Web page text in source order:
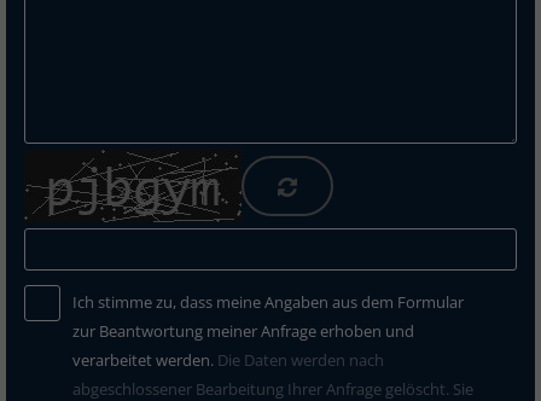
Ich stimme zu, dass meine Angaben aus dem Formular
zur Beantwortung meiner Anfrage erhoben und
verarbeitet werden. Die Daten werden nach
abgeschlossener Bearbeitung Ihrer Anfrage gelöscht. Sie